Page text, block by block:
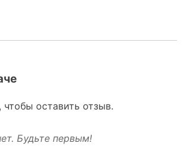
чтобы оставить отзыв.
Будьте первым!